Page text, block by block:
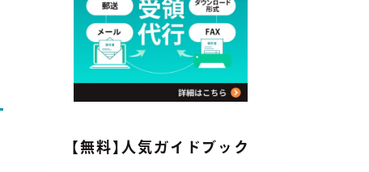
【無料】人気ガイドブック